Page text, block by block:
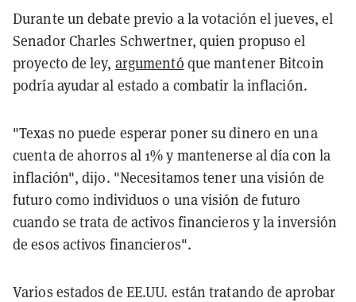
Durante un debate previo a la votación el jueves, el
Senador Charles Schwertner, quien propuso el
proyecto de ley, argumentó que mantener Bitcoin
podría ayudar al estado a combatir la inflación.
"Texas no puede esperar poner su dinero en una
cuenta de ahorros al 1% y mantenerse al día con la
inflación", dijo. "Necesitamos tener una visión de
futuro como individuos o una visión de futuro
cuando se trata de activos financieros y la inversión
de esos activos financieros".
Varios estados de EE.UU. están tratando de aprobar